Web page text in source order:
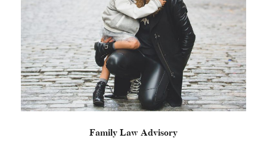
Family Law Advisory